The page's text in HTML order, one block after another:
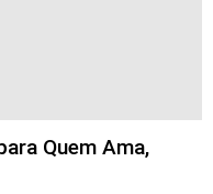
Quem Ama,